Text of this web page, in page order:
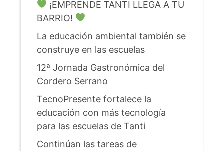
¡EMPRENDE TANTI LLEGA A TU
BARRIO!
La educación ambiental también se
construye en las escuelas
12ª Jornada Gastronómica del
Cordero Serrano
TecnoPresente fortalece la
educación con más tecnología
para las escuelas de Tanti
Continúan las tareas de